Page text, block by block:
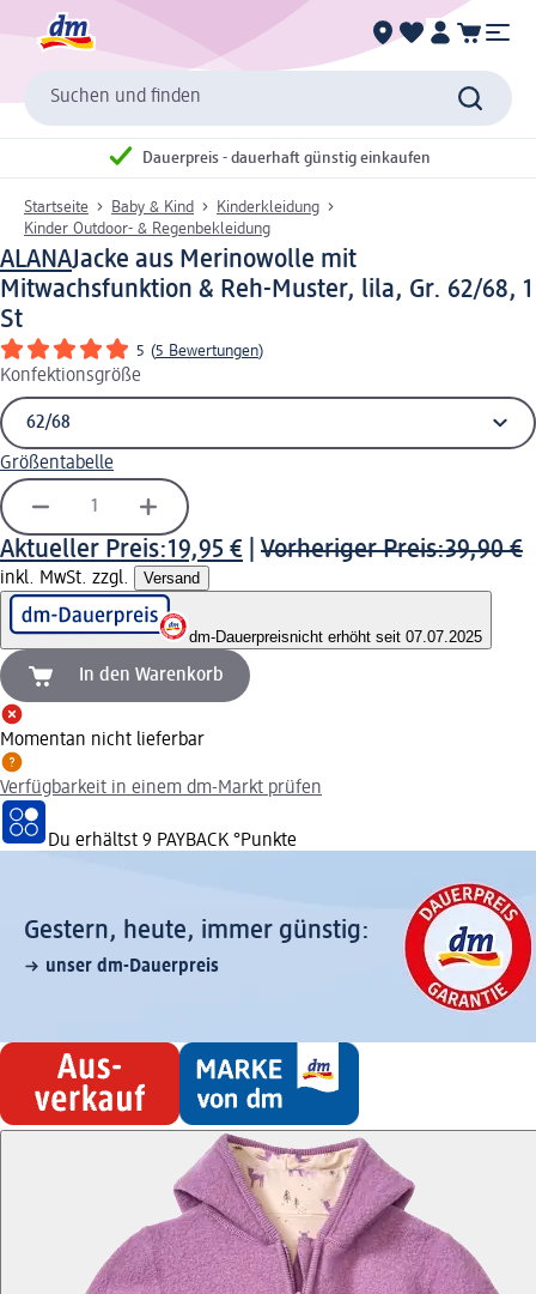
Suchen und finden
Dauerpreis - dauerhaft günstig einkaufen
Startseite Baby & Kind
Kinderkleidung
Kinder Outdoor- & Regenbekleidung
ALANAJacke aus Merinowolle mit
Mitwachsfunktion & Reh-Muster, lila, Gr. 62/68, 1
St
5 (5 Bewertungen)
Konfektionsgröße
Größentabelle
Aktueller Preis:19,95 € Vorheriger Preis:39,90 €
inkl. MwSt. zzgl. Versand
dm-Dauerpreisnicht erhöht seit 07.07.2025
In den Warenkorb
Momentan nicht lieferbar
Verfügbarkeit in einem dm-Markt prüfen
Du erhältst 9 PAYBACK °Punkte
Gestern, heute, immer günstig:
unser dm-Dauerpreis